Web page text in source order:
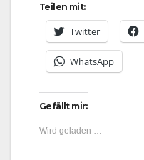
Teilen mit:
Twitter
WhatsApp
Gefällt mir:
Wird geladen …